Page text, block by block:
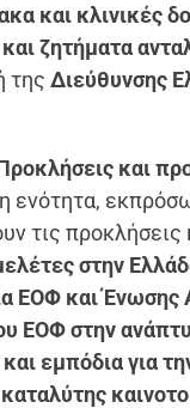
και κλινικές
και ζητήματα
τηςΔιεύθυνσης
και
ενότητα,
τις προκλήσεις
στην
ΕΟΦ και
ΕΟΦ στην
και εμπόδια για